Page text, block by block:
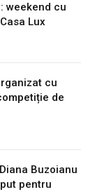
weekend cu
Lux
cu
de
Buzoianu
pentru